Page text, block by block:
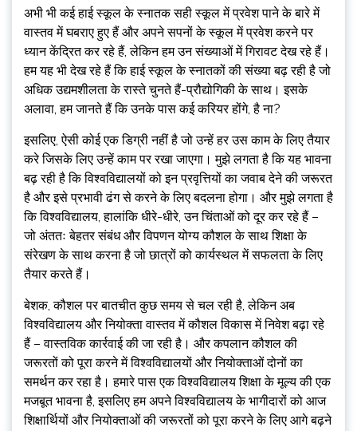
अभी भी कई हाई स्कूल के स्नातक सही स्कूल में प्रवेश पाने के बारे में
वास्तव में घबराए हुए हैं और अपने सपनों के स्कूल में प्रवेश करने पर
ध्यान केंद्रित कर रहे हैं, लेकिन हम उन संख्याओं में गिरावट देख रहे हैं।
हम यह भी देख रहे हैं कि हाई स्कूल के स्नातकों की संख्या बढ़ रही है जो
अधिक उद्यमशीलता के रास्ते चुनते हैं-प्रौद्योगिकी के साथ। इसके
अलावा, हम जानते हैं कि उनके पास कई करियर होंगे, है ना?
इसलिए, ऐसी कोई एक डिग्री नहीं है जो उन्हें हर उस काम के लिए तैयार
करे जिसके लिए उन्हें काम पर रखा जाएगा। मुझे लगता है कि यह भावना
बढ़ रही है कि विश्वविद्यालयों को इन प्रवृत्तियों का जवाब देने की जरूरत
है और इसे प्रभावी ढंग से करने के लिए बदलना होगा। और मुझे लगता है
कि विश्वविद्यालय, हालांकि धीरे-धीरे, उन चिंताओं को दूर कर रहे हैं –
जो अंततः बेहतर संबंध और विपणन योग्य कौशल के साथ शिक्षा के
संरेखण के साथ करना है जो छात्रों को कार्यस्थल में सफलता के लिए
तैयार करते हैं।
बेशक, कौशल पर बातचीत कुछ समय से चल रही है, लेकिन अब
विश्वविद्यालय और नियोक्ता वास्तव में कौशल विकास में निवेश बढ़ा रहे
हैं – वास्तविक कार्रवाई की जा रही है। और कपलान कौशल की
जरूरतों को पूरा करने में विश्वविद्यालयों और नियोक्ताओं दोनों का
समर्थन कर रहा है। हमारे पास एक विश्वविद्यालय शिक्षा के मूल्य की एक
मजबूत भावना है, इसलिए हम अपने विश्वविद्यालय के भागीदारों को आज
शिक्षार्थियों और नियोक्ताओं की जरूरतों को पूरा करने के लिए आगे बढ़ने